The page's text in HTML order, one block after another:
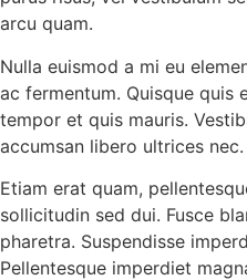
arcu quam.
Nulla euismod a mi eu
ac fermentum. Quisque quis
tempor et quis mauris.
accumsan libero ultrices nec.
Etiam erat quam,
sollicitudin sed dui. Fusce
pharetra. Suspendisse
Pellentesque imperdiet